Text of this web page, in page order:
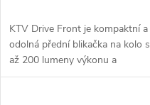
KTV Drive Front je kompaktní a
odolná přední blikačka na kolo s
až 200 lumeny výkonu a
režimem Daytime Flash pro...